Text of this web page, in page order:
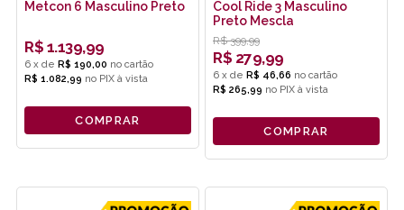
Metcon 6 Masculino Preto
R$ 1.139,99
6 x de R$ 190,00
R$ 1.082,99 no PIX
COMPRAR
Cool Ride 3 Masculino
Preto Mescla
R$ 399,99
R$ 279,99
6 x de R$ 46,66
R$ 265,99 no PIX
COMPRAR